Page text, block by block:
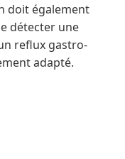
doit également
détecter une
reflux gastro-
adapté.